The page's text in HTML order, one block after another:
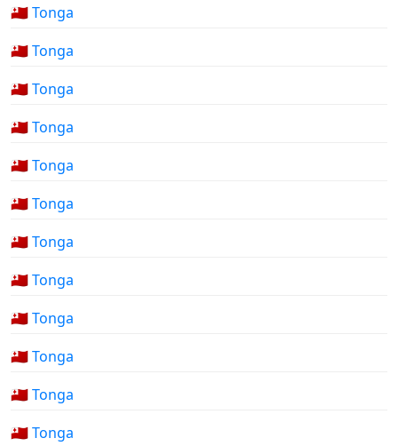
🇹🇴 Tonga
🇹🇴 Tonga
🇹🇴 Tonga
🇹🇴 Tonga
🇹🇴 Tonga
🇹🇴 Tonga
🇹🇴 Tonga
🇹🇴 Tonga
🇹🇴 Tonga
🇹🇴 Tonga
🇹🇴 Tonga
🇹🇴 Tonga